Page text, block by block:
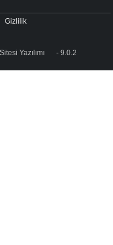
Yazılımı - 9.0.2
Gizlilik